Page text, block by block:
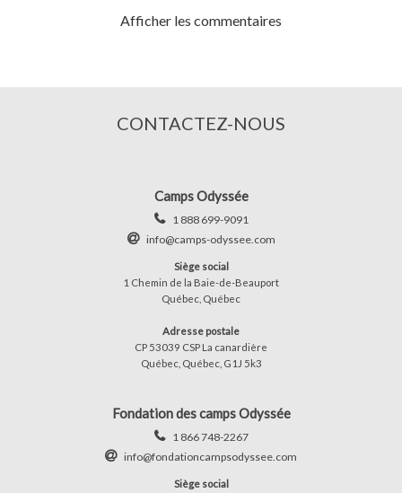
Afficher les commentaires
CONTACTEZ-NOUS
Camps Odyssée
1 888 699-9091
info@camps-odyssee.com
Siège social
1 Chemin de la Baie-de-Beauport
Québec, Québec
Adresse postale
CP 53039 CSP La canardière
Québec, Québec, G1J 5k3
Fondation des camps Odyssée
1 866 748-2267
info@fondationcampsodyssee.com
Siège social